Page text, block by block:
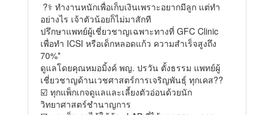
?‍⚕️ ทำงานหนักเพื่อเก็บเงินเพราะอยากมีลูก แต่ทำ
อย่างไร เจ้าตัวน้อยก็ไม่มาสักที
ปรึกษาแพทย์ผู้เชี่ยวชาญเฉพาะทางที่ GFC Clinic
เพื่อทำ ICSI หรือเด็กหลอดแก้ว ความสำเร็จสูงถึง
70%*
ดูแลโดยคุณหมอมิ้งค์ พญ. ปรวัน ตั้งธรรม แพทย์ผู้
เชี่ยวชาญด้านเวชศาสตร์การเจริญพันธุ์ ทุกเคส?‍?
☑️ ทุกแพ็กเกจดูแลและเลี้ยงตัวอ่อนด้วยนัก
วิทยาศาสตร์ชำนาญการ